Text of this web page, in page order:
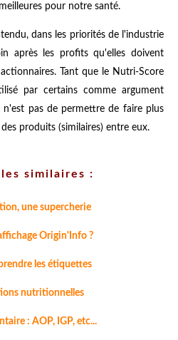
pour notre santé.
dans les priorités de l'industrie
après les profits qu'elles doivent
Tant que le Nutri-Score
par certains comme argument
pas de permettre de faire plus
produits (similaires) entre eux.
similaires :
une supercherie
Origin'Info ?
les étiquettes
nutritionnelles
: AOP, IGP, etc...